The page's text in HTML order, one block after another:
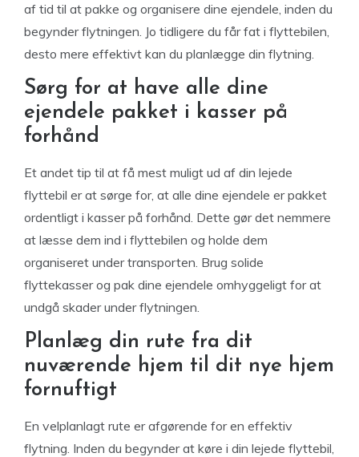
af tid til at pakke og organisere dine ejendele, inden du
begynder flytningen. Jo tidligere du får fat i flyttebilen,
desto mere effektivt kan du planlægge din flytning.
Sørg for at have alle dine
ejendele pakket i kasser på
forhånd
Et andet tip til at få mest muligt ud af din lejede
flyttebil er at sørge for, at alle dine ejendele er pakket
ordentligt i kasser på forhånd. Dette gør det nemmere
at læsse dem ind i flyttebilen og holde dem
organiseret under transporten. Brug solide
flyttekasser og pak dine ejendele omhyggeligt for at
undgå skader under flytningen.
Planlæg din rute fra dit
nuværende hjem til dit nye hjem
fornuftigt
En velplanlagt rute er afgørende for en effektiv
flytning. Inden du begynder at køre i din lejede flyttebil,